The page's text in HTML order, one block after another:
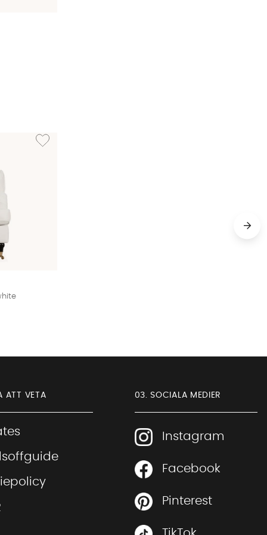
Lägg till i önskelista: SKAGEN Howardfåtölj Classic Offwhite
ATT VETA 03. SOCIALA MEDIER
Instagram
Facebook
Pinterest